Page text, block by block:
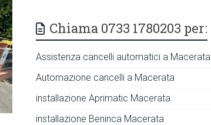
Chiama 0733 1780203 per:
Assistenza cancelli automatici a Macerata
Automazione cancelli a Macerata
installazione Aprimatic Macerata
installazione Beninca Macerata